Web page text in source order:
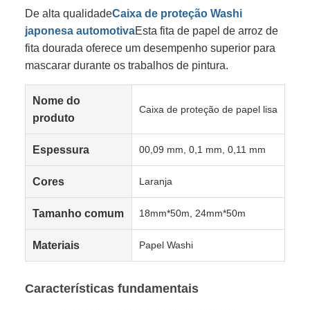
De alta qualidadeCaixa de proteção Washi
japonesa automotivaEsta fita de papel de arroz de
fita dourada oferece um desempenho superior para
mascarar durante os trabalhos de pintura.
Nome do
produto
Caixa de proteção de papel lisa
Espessura 00,09 mm, 0,1 mm, 0,11 mm
Cores Laranja
Tamanho comum 18mm*50m, 24mm*50m
Materiais Papel Washi
Características fundamentais